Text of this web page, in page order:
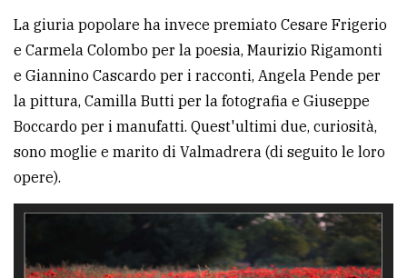
La giuria popolare ha invece premiato Cesare Frigerio
e Carmela Colombo per la poesia, Maurizio Rigamonti
e Giannino Cascardo per i racconti, Angela Pende per
la pittura, Camilla Butti per la fotografia e Giuseppe
Boccardo per i manufatti. Quest'ultimi due, curiosità,
sono moglie e marito di Valmadrera (di seguito le loro
opere).